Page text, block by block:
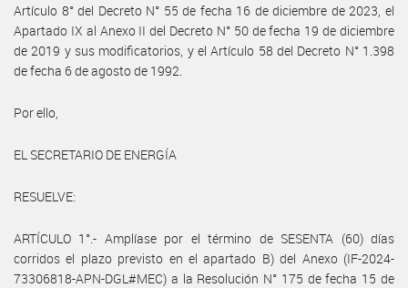
Artículo 8° del Decreto N° 55 de fecha 16 de diciembre de 2023, el
Apartado IX al Anexo II del Decreto N° 50 de fecha 19 de diciembre
de 2019 y sus modificatorios, y el Artículo 58 del Decreto N° 1.398
de fecha 6 de agosto de 1992.
Por ello,
EL SECRETARIO DE ENERGÍA
RESUELVE:
ARTÍCULO 1°.- Amplíase por el término de SESENTA (60) días
corridos el plazo previsto en el apartado B) del Anexo (IF-2024-
73306818-APN-DGL#MEC) a la Resolución N° 175 de fecha 15 de